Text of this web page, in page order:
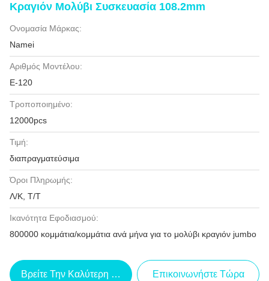
Κραγιόν Μολύβι Συσκευασία 108.2mm
Ονομασία Μάρκας:
Namei
Αριθμός Μοντέλου:
Ε-120
Τροποποιημένο:
12000pcs
Τιμή:
διαπραγματεύσιμα
Όροι Πληρωμής:
Λ/Κ, Τ/Τ
Ικανότητα Εφοδιασμού:
800000 κομμάτια/κομμάτια ανά μήνα για το μολύβι κραγιόν jumbo
Βρείτε Την Καλύτερη Τιμή Επικοινωνήστε Τώρα